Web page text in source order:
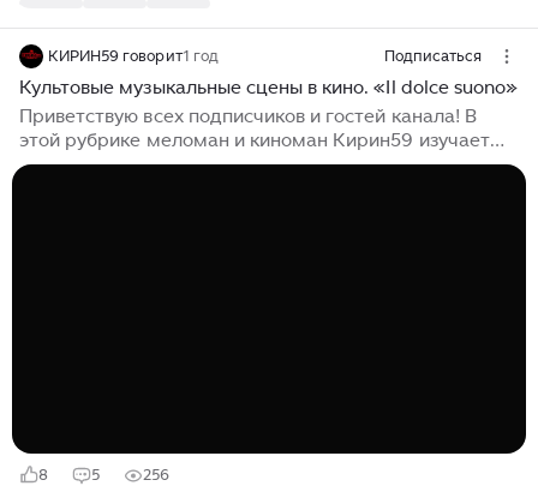
КИРИН59 говорит1 год Подписаться
Культовые музыкальные сцены в кино. «Il dolce suono»
Приветствую всех подписчиков и гостей канала! В
этой рубрике меломан и киноман Кирин59 изучает
музыку, которая звучала в культовых музыкальных
8 5 256